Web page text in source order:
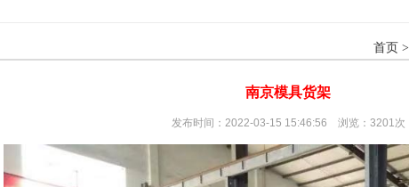
首页 >
南京模具货架
发布时间：2022-03-15 15:46:56 浏览：3201次